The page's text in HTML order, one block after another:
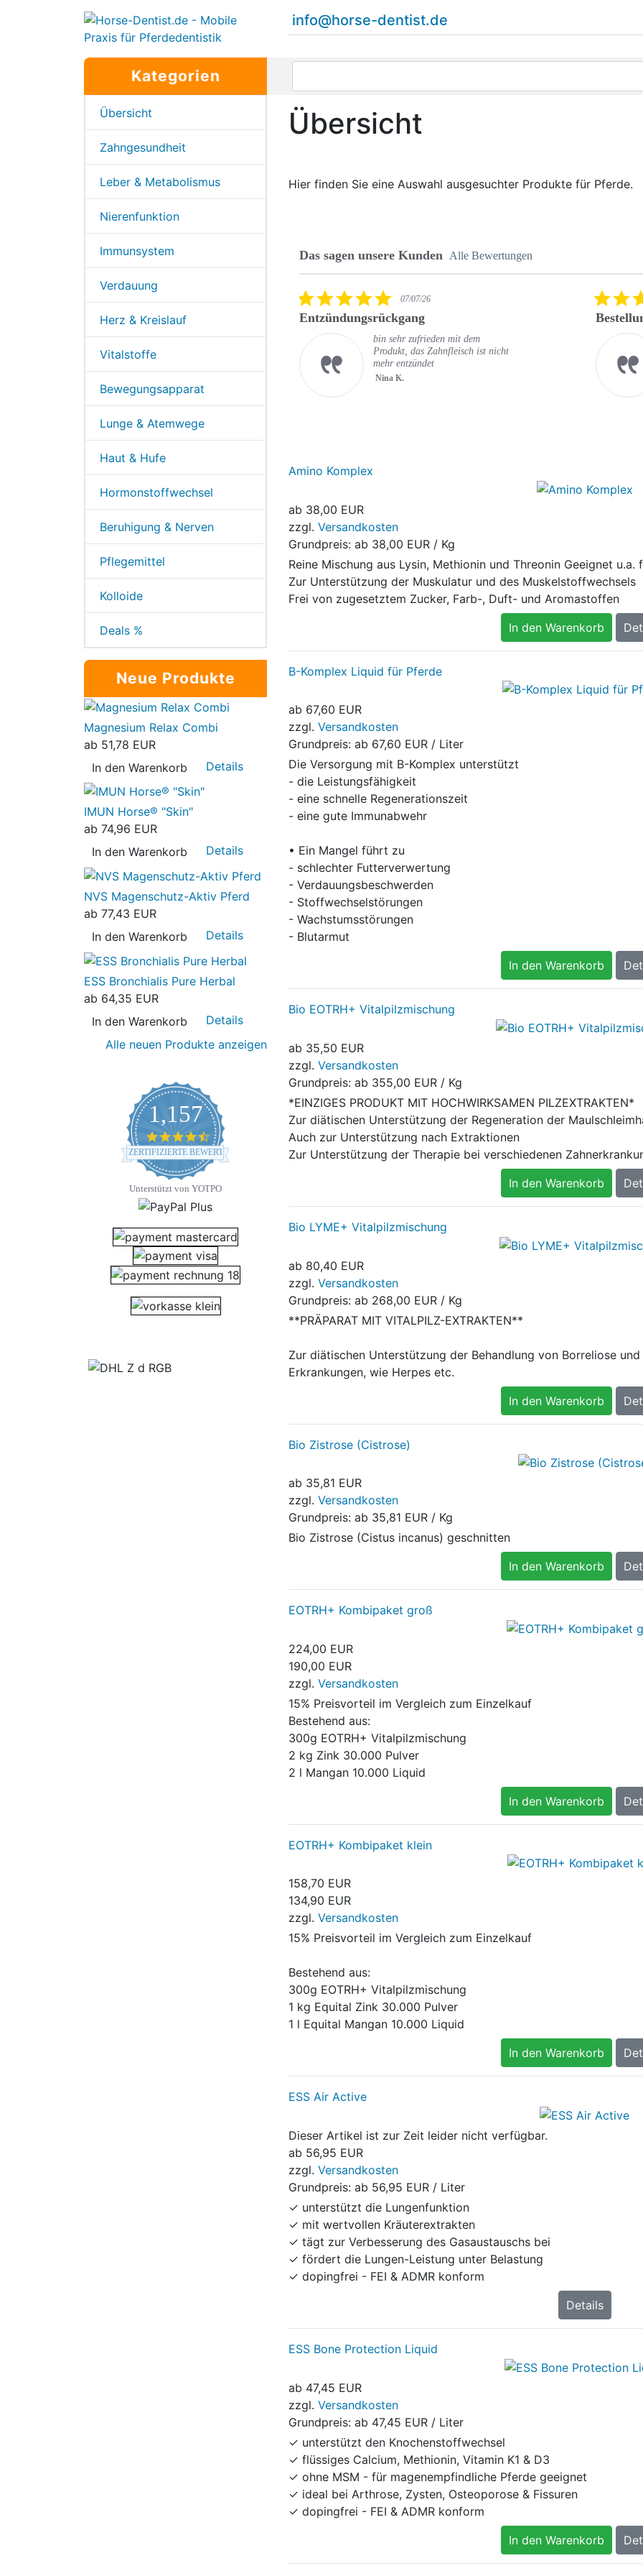
info@horse-dentist.de
Kategorien
Übersicht
Zahngesundheit
Leber & Metabolismus
Nierenfunktion
Immunsystem
Verdauung
Herz & Kreislauf
Vitalstoffe
Bewegungsapparat
Lunge & Atemwege
Haut & Hufe
Hormonstoffwechsel
Beruhigung & Nerven
Pflegemittel
Kolloide
Deals %
Neue Produkte
Magnesium Relax Combi
ab 51,78 EUR
In den Warenkorb
Details
IMUN Horse® "Skin"
ab 74,96 EUR
In den Warenkorb
Details
NVS Magenschutz-Aktiv Pferd
ab 77,43 EUR
In den Warenkorb
Details
ESS Bronchialis Pure Herbal
ab 64,35 EUR
In den Warenkorb
Details
Alle neuen Produkte anzeigen
1,157
4.7 star rating
ZERTIFIZIERTE BEWERTUNGEN
Unterstützt von YOTPO
Übersicht
Hier finden Sie eine Auswahl ausgesuchter Produkte für Pferde.
Das sagen unsere Kunden
Reviews carousel
Alle Bewertungen
Vitalpilze bei EOTRH
wir geben unserem Wallach die
Pilze seit knapp 4 Monaten
eine de...
Susanne S.
5.0 star rating
07/07/26
Entzündungsrückgang
bin sehr zufrieden mit dem
Produkt, das Zahnfleisch ist nicht
mehr entzündet
Nina K.
Amino Komplex
ab 38,00 EUR
zzgl. Versandkosten
Grundpreis: ab 38,00 EUR / Kg
Reine Mischung aus Lysin, Methionin und Threonin Geeignet u.a.
Zur Unterstützung der Muskulatur und des Muskelstoffwechsels
Frei von zugesetztem Zucker, Farb-, Duft- und Aromastoffen
In den Warenkorb
B-Komplex Liquid für Pferde
ab 67,60 EUR
zzgl. Versandkosten
Grundpreis: ab 67,60 EUR / Liter
Die Versorgung mit B-Komplex unterstützt
- die Leistungsfähigkeit
- eine schnelle Regenerationszeit
- eine gute Immunabwehr
• Ein Mangel führt zu
- schlechter Futterverwertung
- Verdauungsbeschwerden
- Stoffwechselstörungen
- Wachstumsstörungen
- Blutarmut
In den Warenkorb
Bio EOTRH+ Vitalpilzmischung
ab 35,50 EUR
zzgl. Versandkosten
Grundpreis: ab 355,00 EUR / Kg
*EINZIGES PRODUKT MIT HOCHWIRKSAMEN PILZEXTRAKTEN*
Zur diätischen Unterstützung der Regeneration der
Auch zur Unterstützung nach Extraktionen
Zur Unterstützung der Therapie bei verschiedenen
In den Warenkorb
Bio LYME+ Vitalpilzmischung
ab 80,40 EUR
zzgl. Versandkosten
Grundpreis: ab 268,00 EUR / Kg
**PRÄPARAT MIT VITALPILZ-EXTRAKTEN**
Zur diätischen Unterstützung der Behandlung von Borreliose
Erkrankungen, wie Herpes etc.
In den Warenkorb
Bio Zistrose (Cistrose)
ab 35,81 EUR
zzgl. Versandkosten
Grundpreis: ab 35,81 EUR / Kg
Bio Zistrose (Cistus incanus) geschnitten
In den Warenkorb
EOTRH+ Kombipaket groß
224,00 EUR
190,00 EUR
zzgl. Versandkosten
15% Preisvorteil im Vergleich zum Einzelkauf
Bestehend aus:
300g EOTRH+ Vitalpilzmischung
2 kg Zink 30.000 Pulver
2 l Mangan 10.000 Liquid
In den Warenkorb
EOTRH+ Kombipaket klein
158,70 EUR
134,90 EUR
zzgl. Versandkosten
15% Preisvorteil im Vergleich zum Einzelkauf
Bestehend aus:
300g EOTRH+ Vitalpilzmischung
1 kg Equital Zink 30.000 Pulver
1 l Equital Mangan 10.000 Liquid
In den Warenkorb
ESS Air Active
Dieser Artikel ist zur Zeit leider nicht verfügbar.
ab 56,95 EUR
zzgl. Versandkosten
Grundpreis: ab 56,95 EUR / Liter
✓ unterstützt die Lungenfunktion
✓ mit wertvollen Kräuterextrakten
✓ tägt zur Verbesserung des Gasaustauschs bei
✓ fördert die Lungen-Leistung unter Belastung
✓ dopingfrei - FEI & ADMR konform
Details
ESS Bone Protection Liquid
ab 47,45 EUR
zzgl. Versandkosten
Grundpreis: ab 47,45 EUR / Liter
✓ unterstützt den Knochenstoffwechsel
✓ flüssiges Calcium, Methionin, Vitamin K1 & D3
✓ ohne MSM - für magenempfindliche Pferde geeignet
✓ ideal bei Arthrose, Zysten, Osteoporose & Fissuren
✓ dopingfrei - FEI & ADMR konform
In den Warenkorb